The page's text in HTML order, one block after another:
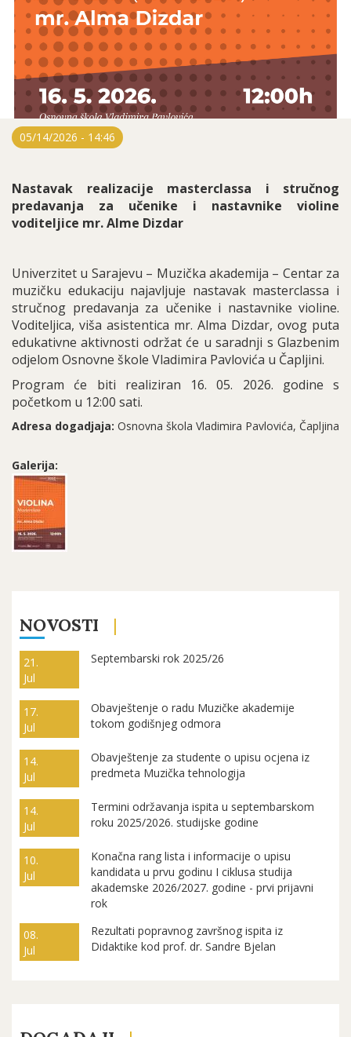
05/14/2026 - 14:46
Nastavak realizacije masterclassa i stručnog
predavanja za učenike i nastavnike violine
voditeljice mr. Alme Dizdar
Univerzitet u Sarajevu – Muzička akademija – Centar za
muzičku edukaciju najavljuje nastavak masterclassa i
stručnog predavanja za učenike i nastavnike violine.
Voditeljica, viša asistentica mr. Alma Dizdar, ovog puta
edukativne aktivnosti održat će u saradnji s Glazbenim
odjelom Osnovne škole Vladimira Pavlovića u Čapljini.
Program će biti realiziran 16. 05. 2026. godine s
početkom u 12:00 sati.
Adresa dogadjaja: Osnovna škola Vladimira Pavlovića, Čapljina
Galerija:
NOVOSTI
21.
Jul
Septembarski rok 2025/26
17.
Jul
Obavještenje o radu Muzičke akademije
tokom godišnjeg odmora
14.
Jul
Obavještenje za studente o upisu ocjena iz
predmeta Muzička tehnologija
14.
Jul
Termini održavanja ispita u septembarskom
roku 2025/2026. studijske godine
10.
Jul
Konačna rang lista i informacije o upisu
kandidata u prvu godinu I ciklusa studija
akademske 2026/2027. godine - prvi prijavni
rok
08.
Jul
Rezultati popravnog završnog ispita iz
Didaktike kod prof. dr. Sandre Bjelan